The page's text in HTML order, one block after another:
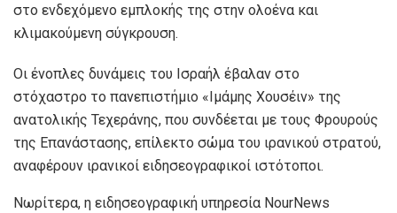
στο ενδεχόμενο εμπλοκής της στην ολοένα και
κλιμακούμενη σύγκρουση.
Οι ένοπλες δυνάμεις του Ισραήλ έβαλαν στο
στόχαστρο το πανεπιστήμιο «Ιμάμης Χουσέιν» της
ανατολικής Τεχεράνης, που συνδέεται με τους Φρουρούς
της Επανάστασης, επίλεκτο σώμα του ιρανικού στρατού,
αναφέρουν ιρανικοί ειδησεογραφικοί ιστότοποι.
Νωρίτερα, η ειδησεογραφική υπηρεσία NourNews